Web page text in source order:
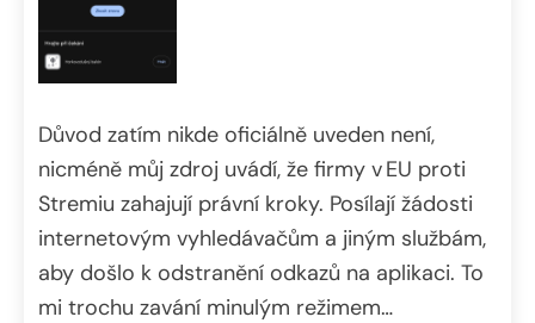
Důvod zatím nikde oficiálně uveden není,
nicméně můj zdroj uvádí, že firmy v EU proti
Stremiu zahajují právní kroky. Posílají žádosti
internetovým vyhledávačům a jiným službám,
aby došlo k odstranění odkazů na aplikaci. To
mi trochu zavání minulým režimem…